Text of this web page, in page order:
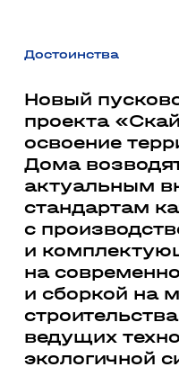
Достоинства
Новый
проекта
освоение
Дома
актуальным
стандартам
с
и
на
и сборкой на
ведущих
экологичной